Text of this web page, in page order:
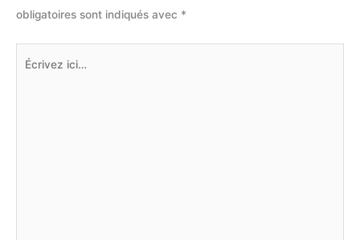
obligatoires sont indiqués avec *